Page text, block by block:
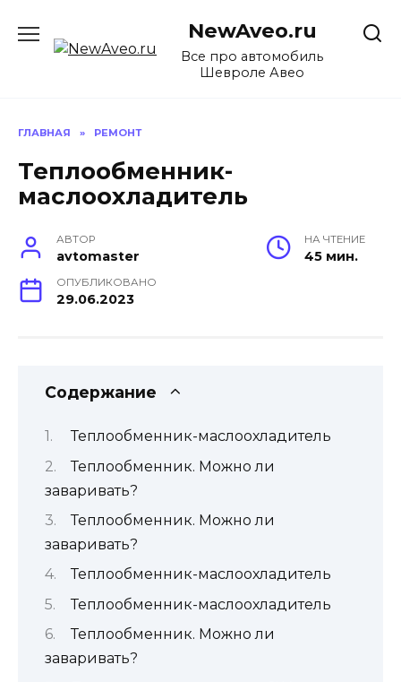
содержанию
NewAveo.ru
Все про автомобиль
Шевроле Авео
ГЛАВНАЯ » РЕМОНТ
Теплообменник-
маслоохладитель
АВТОР
avtomaster
НА ЧТЕНИЕ
45 мин.
ОПУБЛИКОВАНО
29.06.2023
Содержание
Теплообменник-маслоохладитель
Теплообменник. Можно ли
заваривать?
Теплообменник. Можно ли
заваривать?
Теплообменник-маслоохладитель
Теплообменник-маслоохладитель
Теплообменник. Можно ли
заваривать?